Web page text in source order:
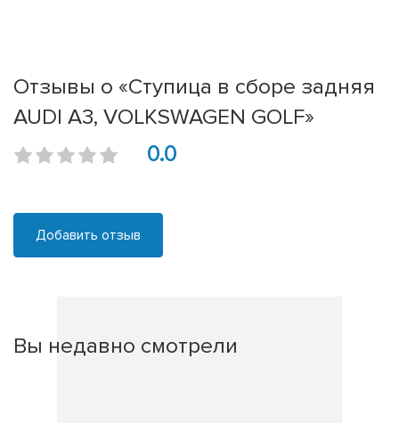
Отзывы о «Ступица в сборе задняя
AUDI A3, VOLKSWAGEN GOLF»
0.0
Добавить отзыв
Вы недавно смотрели